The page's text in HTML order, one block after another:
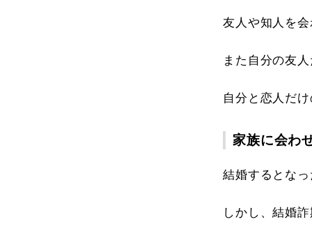
友人や知人を
また自分の友
自分と恋人だ
家族に会わ
結婚するとな
しかし、結婚